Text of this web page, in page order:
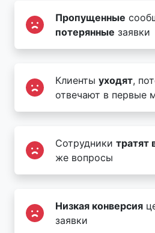
Пропущенные
потерянные заявки
Клиенты уходят,
отвечают в первые
Сотрудники тратят
же вопросы
Низкая конверсия
заявки